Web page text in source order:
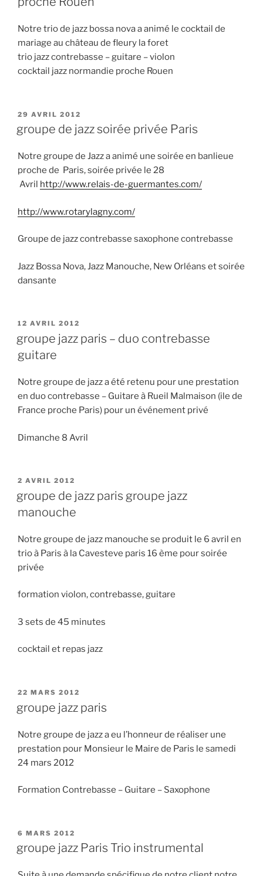
Notre trio de jazz bossa nova a animé le cocktail de
mariage au château de fleury la foret
trio jazz contrebasse – guitare – violon
cocktail jazz normandie proche Rouen
PUBLIÉ
29 AVRIL 2012
groupe de jazz soirée privée Paris
Notre groupe de Jazz a animé une soirée en banlieue
proche de Paris, soirée privée le 28
Avril http://www.relais-de-guermantes.com/
http://www.rotarylagny.com/
Groupe de jazz contrebasse saxophone contrebasse
Jazz Bossa Nova, Jazz Manouche, New Orléans et soirée
dansante
PUBLIÉ
12 AVRIL 2012
groupe jazz paris – duo contrebasse
guitare
Notre groupe de jazz a été retenu pour une prestation
en duo contrebasse – Guitare à Rueil Malmaison (ile de
France proche Paris) pour un événement privé
Dimanche 8 Avril
PUBLIÉ
2 AVRIL 2012
groupe de jazz paris groupe jazz
manouche
Notre groupe de jazz manouche se produit le 6 avril en
trio à Paris à la Cavesteve paris 16 ème pour soirée
privée
formation violon, contrebasse, guitare
3 sets de 45 minutes
cocktail et repas jazz
PUBLIÉ
22 MARS 2012
groupe jazz paris
Notre groupe de jazz a eu l’honneur de réaliser une
prestation pour Monsieur le Maire de Paris le samedi
24 mars 2012
Formation Contrebasse – Guitare – Saxophone
PUBLIÉ
6 MARS 2012
groupe jazz Paris Trio instrumental